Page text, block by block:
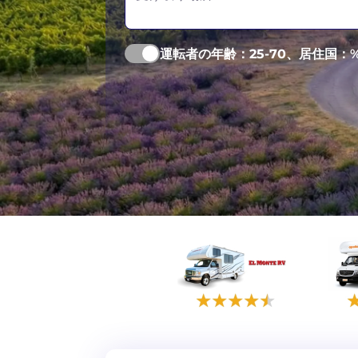
運転者の年齢：25-70、居住国：